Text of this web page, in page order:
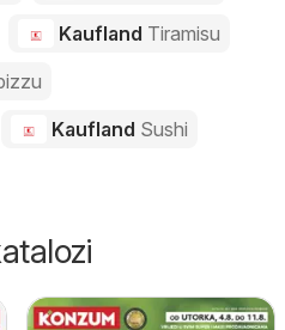
Kaufland Tiramisu
Kaufland Sushi